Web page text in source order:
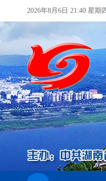
2026年8月6日 21:40 星期